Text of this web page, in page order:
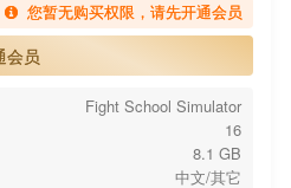
您暂无购买权限，请先开通会员
会员
Fight School Simulator
16
8.1 GB
中文/其它